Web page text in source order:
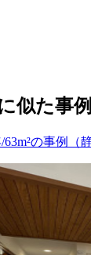
似た事例
の事例（